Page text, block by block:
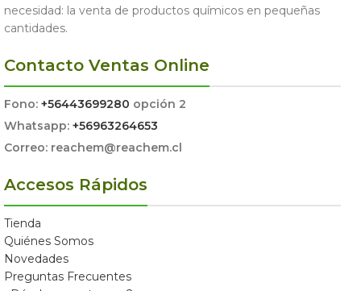
necesidad: la venta de productos químicos en pequeñas
cantidades.
Contacto Ventas Online
Fono: +56443699280 opción 2
Whatsapp: +56963264653
Correo: reachem@reachem.cl
Accesos Rápidos
Tienda
Quiénes Somos
Novedades
Preguntas Frecuentes